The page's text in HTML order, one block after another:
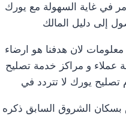
في غاية السهولة مع يورك
إلى دليل المالك
لان هدفنا هو ارضاء
عملاء و مراكز خدمة تصليح
تصليح يورك لا تتردد في
بسكان الشروق السابق ذكره